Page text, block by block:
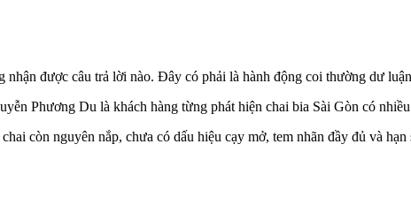
được câu trả lời nào. Đây có phải là hành động coi thường dư
Phương Du là khách hàng từng phát hiện chai bia Sài Gòn có
còn nguyên nắp, chưa có dấu hiệu cạy mở, tem nhãn đầy đủ và